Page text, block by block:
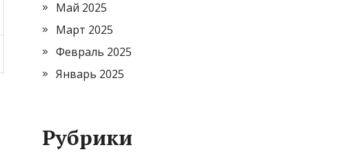
Май 2025
Март 2025
Февраль 2025
Январь 2025
Рубрики